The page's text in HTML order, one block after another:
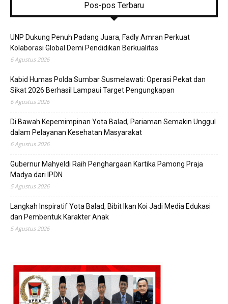
Pos-pos Terbaru
UNP Dukung Penuh Padang Juara, Fadly Amran Perkuat
Kolaborasi Global Demi Pendidikan Berkualitas
6 Agustus 2026
Kabid Humas Polda Sumbar Susmelawati: Operasi Pekat dan
Sikat 2026 Berhasil Lampaui Target Pengungkapan
6 Agustus 2026
Di Bawah Kepemimpinan Yota Balad, Pariaman Semakin Unggul
dalam Pelayanan Kesehatan Masyarakat
6 Agustus 2026
Gubernur Mahyeldi Raih Penghargaan Kartika Pamong Praja
Madya dari IPDN
5 Agustus 2026
Langkah Inspiratif Yota Balad, Bibit Ikan Koi Jadi Media Edukasi
dan Pembentuk Karakter Anak
5 Agustus 2026